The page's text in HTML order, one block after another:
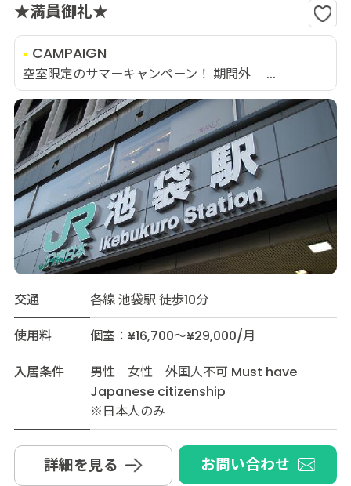
★満員御礼★
CAMPAIGN
空室限定のサマーキャンペーン！ 期間外 ...
交通
各線 池袋駅 徒歩10分
使用料
個室：¥16,700～¥29,000/月
入居条件
男性 女性 外国人不可 Must have
Japanese citizenship
※日本人のみ
詳細を見る お問い合わせ